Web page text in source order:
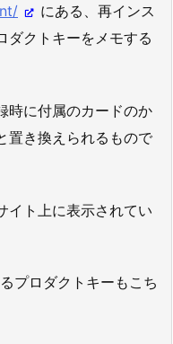
にある、再インス
ダクトキーをメモする
時に付属のカードのか
置き換えられるもので
イト上に表示されてい
プロダクトキーもこち